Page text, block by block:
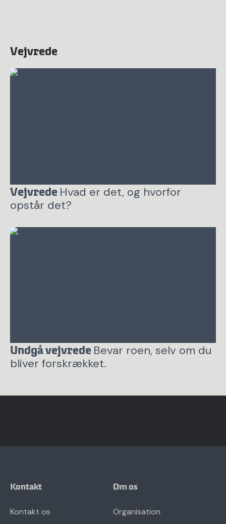
Vejvrede
Vejvrede Hvad er det, og hvorfor
opstår det?
Undgå vejvrede Bevar roen, selv om du
bliver forskrækket.
Kontakt
Kontakt os
Om os
Organisation